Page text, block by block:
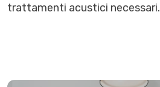
trattamenti acustici necessari.